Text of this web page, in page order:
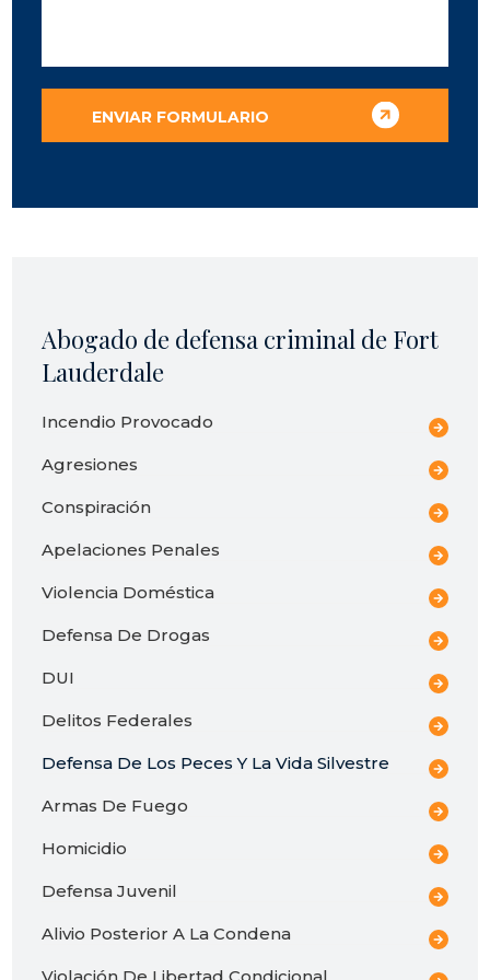
Abogado de defensa criminal de Fort
Lauderdale
Incendio Provocado
Agresiones
Conspiración
Apelaciones Penales
Violencia Doméstica
Defensa De Drogas
DUI
Delitos Federales
Defensa De Los Peces Y La Vida Silvestre
Armas De Fuego
Homicidio
Defensa Juvenil
Alivio Posterior A La Condena